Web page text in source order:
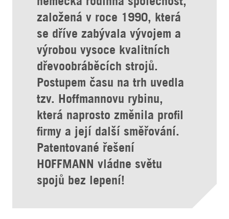
založená v roce 1990, která
se dříve zabývala vývojem a
výrobou vysoce kvalitních
dřevoobráběcích strojů.
Postupem času na trh uvedla
tzv. Hoffmannovu rybinu,
která naprosto změnila profil
firmy a její další směřování.
Patentované řešení
HOFFMANN vládne světu
spojů bez lepení!